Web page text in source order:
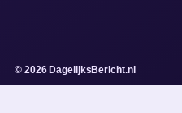
© 2026 DagelijksBericht.nl